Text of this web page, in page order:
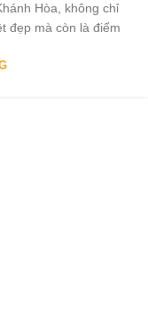
Hòa, không chỉ
đẹp mà còn là điểm